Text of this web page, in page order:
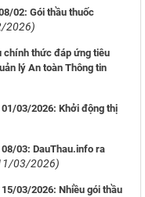
02: Gói thầu thuốc
2026)
chính thức đáp ứng tiêu
lý An toàn Thông tin
03/2026: Khởi động thị
03: DauThau.info ra
03/2026)
03/2026: Nhiều gói thầu